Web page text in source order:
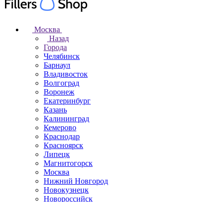
Москва
Назад
Города
Челябинск
Барнаул
Владивосток
Волгоград
Воронеж
Екатеринбург
Казань
Калининград
Кемерово
Краснодар
Красноярск
Липецк
Магнитогорск
Москва
Нижний Новгород
Новокузнецк
Новороссийск